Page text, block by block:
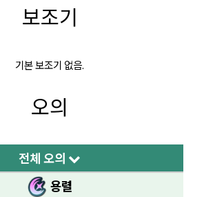
보조기
기본 보조기 없음.
오의
전체 오의
용렬